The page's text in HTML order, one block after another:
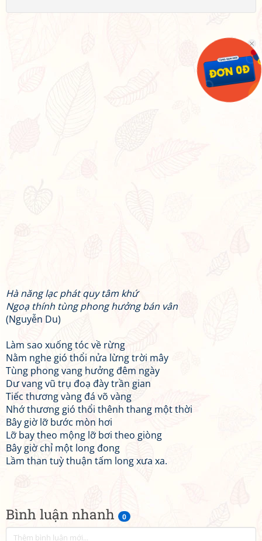
Bình luận nhanh 0
Hà năng lạc phát quy tâm khứ
Ngoạ thính tùng phong hưởng bán vân
(Nguyễn Du)
Làm sao xuống tóc về rừng
Nằm nghe gió thổi nửa lừng trời mây
Tùng phong vang hưởng đêm ngày
Dư vang vũ trụ đoạ đày trần gian
Tiếc thương vàng đá võ vàng
Nhớ thương gió thổi thênh thang một thời
Bây giờ lỡ bước mòn hơi
Lỡ bay theo mộng lỡ bơi theo giòng
Bây giờ chỉ một long đong
Lầm than tuỳ thuận tấm long xưa xa.